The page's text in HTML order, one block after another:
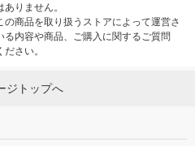
りません。
商品を取り扱うストアによって運営さ
内容や商品、ご購入に関するご質問
さい。
ジトップへ